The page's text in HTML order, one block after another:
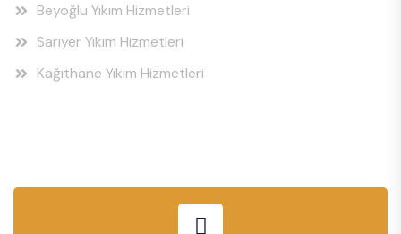
Beyoğlu Yıkım Hizmetleri
Sarıyer Yıkım Hizmetleri
Kağıthane Yıkım Hizmetleri